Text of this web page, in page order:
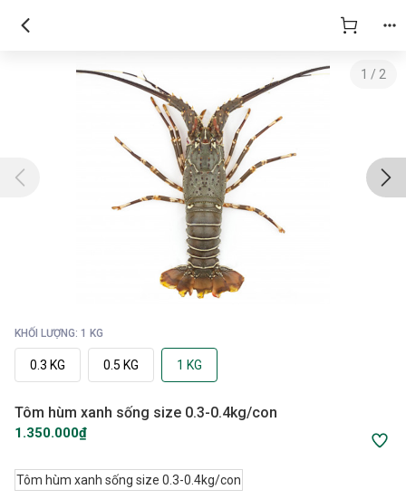
1 / 2
KHỐI LƯỢNG: 1 KG
0.3 KG 0.5 KG 1 KG
Tôm hùm xanh sống size 0.3-0.4kg/con
1.350.000₫
Tôm hùm xanh sống size 0.3-0.4kg/con